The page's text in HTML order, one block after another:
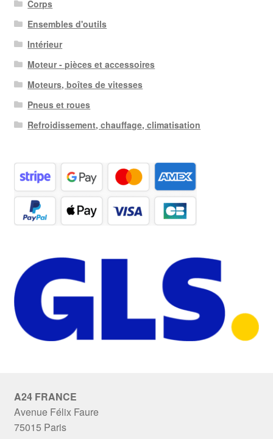
Corps
Ensembles d'outils
Intérieur
Moteur - pièces et accessoires
Moteurs, boîtes de vitesses
Pneus et roues
Refroidissement, chauffage, climatisation
A24 FRANCE
Avenue Félix Faure
75015 Paris